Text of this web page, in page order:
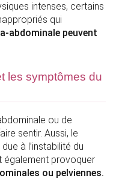
intenses, certains
qui
abdominale peuvent
les symptômes du
ou de
sentir. Aussi, le
à l’instabilité du
également provoquer
ou pelviennes.